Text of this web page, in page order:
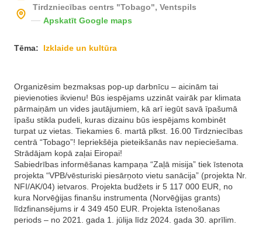
Tirdzniecības centrs "Tobago", Ventspils
Apskatīt Google maps
Tēma: Izklaide un kultūra
Organizēsim bezmaksas pop-up darbnīcu – aicinām tai
pievienoties ikvienu! Būs iespējams uzzināt vairāk par klimata
pārmaiņām un vides jautājumiem, kā arī iegūt savā īpašumā
īpašu stikla pudeli, kuras dizainu būs iespējams kombinēt
turpat uz vietas. Tiekamies 6. martā plkst. 16.00 Tirdzniecības
centrā “Tobago”! Iepriekšēja pieteikšanās nav nepieciešama.
Strādājam kopā zaļai Eiropai!
Sabiedrības informēšanas kampaņa “Zaļā misija” tiek īstenota
projekta “VPB/vēsturiski piesārņoto vietu sanācija” (projekta Nr.
NFI/AK/04) ietvaros. Projekta budžets ir 5 117 000 EUR, no
kura Norvēģijas finanšu instrumenta (Norvēģijas grants)
līdzfinansējums ir 4 349 450 EUR. Projekta īstenošanas
periods – no 2021. gada 1. jūlija līdz 2024. gada 30. aprīlim.